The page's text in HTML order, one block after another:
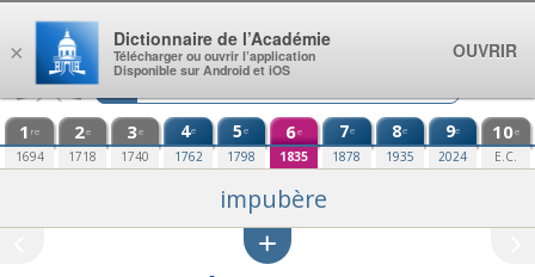
Aller au contenu
1 re
1694
2e
1718
3e
1740
4e
1762
5e
1798
6e
1835
7e
1878
8e
1935
9e
2024
10e
E.C.
impubère
×
Dictionnaire de l’Académie
Télécharger ou ouvrir l’application
Disponible sur Android et iOS
OUVRIR